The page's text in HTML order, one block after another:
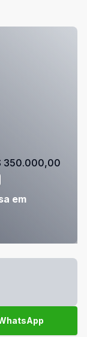
em
350.000,00